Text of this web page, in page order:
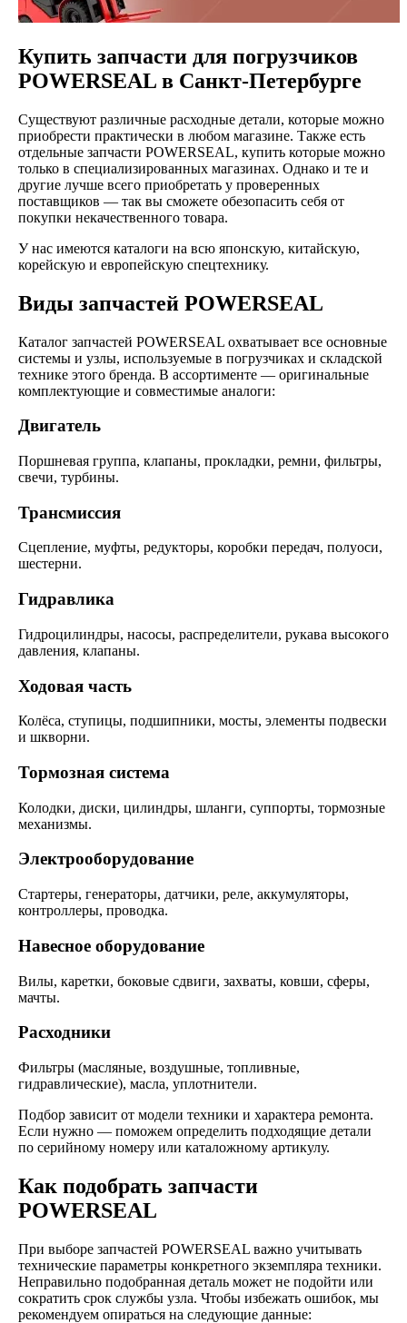
Купить запчасти для погрузчиков
POWERSEAL в Санкт-Петербурге
Существуют различные расходные детали, которые можно
приобрести практически в любом магазине. Также есть
отдельные запчасти POWERSEAL, купить которые можно
только в специализированных магазинах. Однако и те и
другие лучше всего приобретать у проверенных
поставщиков — так вы сможете обезопасить себя от
покупки некачественного товара.
У нас имеются каталоги на всю японскую, китайскую,
корейскую и европейскую спецтехнику.
Виды запчастей POWERSEAL
Каталог запчастей POWERSEAL охватывает все основные
системы и узлы, используемые в погрузчиках и складской
технике этого бренда. В ассортименте — оригинальные
комплектующие и совместимые аналоги:
Двигатель
Поршневая группа, клапаны, прокладки, ремни, фильтры,
свечи, турбины.
Трансмиссия
Сцепление, муфты, редукторы, коробки передач, полуоси,
шестерни.
Гидравлика
Гидроцилиндры, насосы, распределители, рукава высокого
давления, клапаны.
Ходовая часть
Колёса, ступицы, подшипники, мосты, элементы подвески
и шкворни.
Тормозная система
Колодки, диски, цилиндры, шланги, суппорты, тормозные
механизмы.
Электрооборудование
Стартеры, генераторы, датчики, реле, аккумуляторы,
контроллеры, проводка.
Навесное оборудование
Вилы, каретки, боковые сдвиги, захваты, ковши, сферы,
мачты.
Расходники
Фильтры (масляные, воздушные, топливные,
гидравлические), масла, уплотнители.
Подбор зависит от модели техники и характера ремонта.
Если нужно — поможем определить подходящие детали
по серийному номеру или каталожному артикулу.
Как подобрать запчасти
POWERSEAL
При выборе запчастей POWERSEAL важно учитывать
технические параметры конкретного экземпляра техники.
Неправильно подобранная деталь может не подойти или
сократить срок службы узла. Чтобы избежать ошибок, мы
рекомендуем опираться на следующие данные: